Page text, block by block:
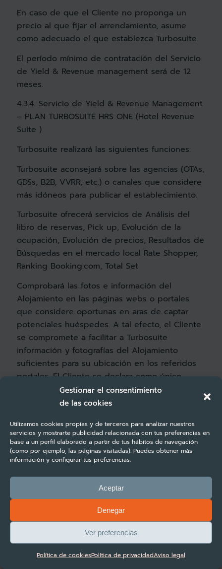
Gestionar el consentimiento
de las cookies
Utilizamos cookies propias y de terceros para analizar nuestros
servicios y mostrarte publicidad relacionada con tus preferencias en
base a un perfil elaborado a partir de tus hábitos de navegación
(como por ejemplo, las páginas visitadas). Puedes obtener más
información y configurar tus preferencias.
Aceptar
Denegar
Ver preferencias
Política de cookiesPolítica de privacidadAviso legal
En caso de que el Cliente no proponga un
precio al que fijar el arrendamiento, asume
como adecuado el que establezca Turbosuite.
El período mínimo de contratación del Servicio
de Yield & Revenue management será de 12
meses.
4.3.4. Servicio de Yield & Revenue Management
– PLAN TURBOSUITE HRS ONE (Hotel Revenue
Suite )
Turbosuite realizará las siguientes funciones:
Turbosuite aconsejará sobre las agencias (OTAs,
GDSs, B2B, VVRR, etc.) o canales que considere
más idóneos para publicar el establecimiento.
Turbosuite ofrecerá servicios de Análisis del
libro de reservas, Pick up, Evolución de la
ocupación, Evolución de precios, Resultados de
Búsquedas en el mercado local Rate Shopper,
Ranking Booking.com, Total Set
Comprobará las fotos e información del
Alojamiento en las páginas webs o portales
que considere oportunas en aras de captar
potenciales huéspedes. A tal efecto, el Cliente
se compromete a facilitar a Turbosuite
información y fotografías del Alojamiento
suficientes para su ubicación en los referidos
portales. El Cliente se declara como único
responsable de la exactitud de la información
suministrada a Turbosuite y mostrada en el
Establecerá las condiciones de arrendamiento
del Alojamiento cuya fijación permitan las
plataformas web en que las se anuncie.
sobre las normas que habrán de publicarse en
el anuncio del Alojamiento, los períodos
mínimos de reservas, restricciones, tarifas
aplicables, así como las promociones, ofertas y
cualesquiera otras condiciones que se puedan
fijar en las plataformas web sobre el